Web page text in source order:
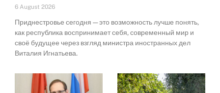
6 August 2026
Приднестровье сегодня — это возможность лучше понять,
как республика воспринимает себя, современный мир и
своё будущее через взгляд министра иностранных дел
Виталия Игнатьева.